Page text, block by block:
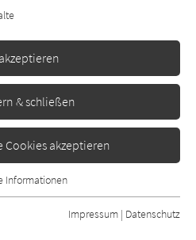
Riccardo Federici
0
& schließen
Cookies akzeptieren
Funktionen der
dass die Webseite
Informationen
Impressum | Datenschutz